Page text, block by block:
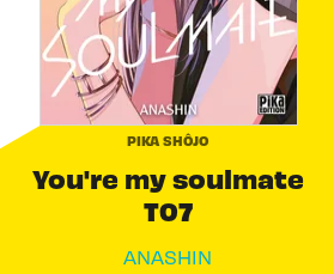
PIKA SHÔJO
You're my soulmate
T07
ANASHIN